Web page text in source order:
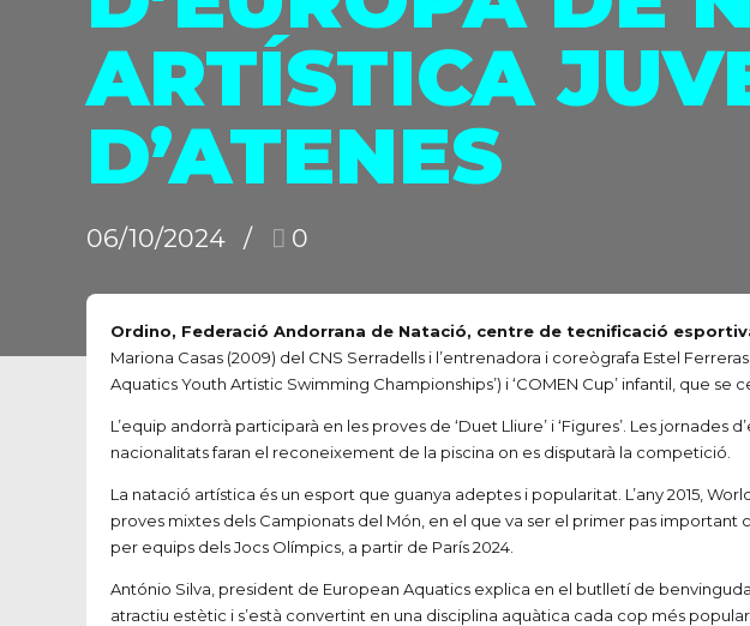
ARTÍSTICA
D’ATENES
06/10/2024 0
Ordino, Federació Andorrana de Natació, centre de tecnificació
Mariona Casas (2009) del CNS Serradells i l’entrenadora i coreògrafa Estel
Aquatics Youth Artistic Swimming Championships’) i ‘COMEN Cup’ infantil, que
L’equip andorrà participarà en les proves de ‘Duet Lliure’ i ‘Figures’. Les
nacionalitats faran el reconeixement de la piscina on es disputarà la competició.
La natació artística és un esport que guanya adeptes i popularitat. L’any 2015,
proves mixtes dels Campionats del Món, en el que va ser el primer pas important
per equips dels Jocs Olímpics, a partir de París 2024.
António Silva, president de European Aquatics explica en el butlletí de
atractiu estètic i s’està convertint en una disciplina aquàtica cada cop més popular